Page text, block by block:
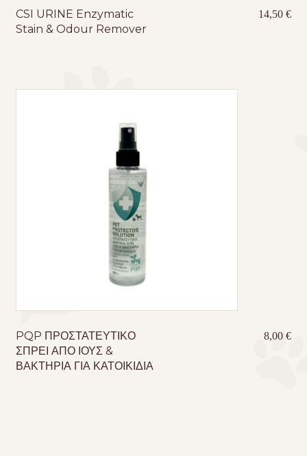
CSI URINE Enzymatic
Stain & Odour Remover
14,50€
PQP ΠΡΟΣΤΑΤΕΥΤΙΚΟ
ΣΠΡΕΙ ΑΠΟ ΙΟΥΣ &
ΒΑΚΤΗΡΙΑ ΓΙΑ ΚΑΤΟΙΚΙΔΙΑ
8,00€